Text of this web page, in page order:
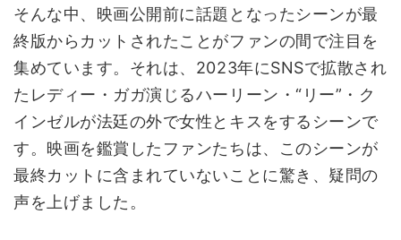
そんな中、映画公開前に話題となったシーンが最
終版からカットされたことがファンの間で注目を
集めています。それは、2023年にSNSで拡散され
たレディー・ガガ演じるハーリーン・“リー”・ク
インゼルが法廷の外で女性とキスをするシーンで
す。映画を鑑賞したファンたちは、このシーンが
最終カットに含まれていないことに驚き、疑問の
声を上げました。